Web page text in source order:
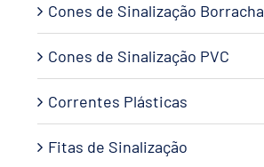
Cones de Sinalização Borracha
Cones de Sinalização PVC
Correntes Plásticas
Fitas de Sinalização